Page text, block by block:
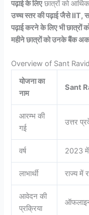
पढ़ाई के लिएछात्रों को
उच्च स्तर की पढ़ाई जैसे IIT,
पढ़ाई करने के लिए भी छात्रों
महीने छात्रों को उनके बैंक
Overview of Sant
योजना का
नाम
Sant
आरम्भ की
गई
उत्तर
वर्ष 2023 में
लाभार्थी राज्य में
आवेदन की
प्रक्रिया